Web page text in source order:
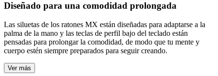
Diseñado para una comodidad prolongada
Las siluetas de los ratones MX están diseñadas para adaptarse a la
palma de la mano y las teclas de perfil bajo del teclado están
pensadas para prolongar la comodidad, de modo que tu mente y
cuerpo estén siempre preparados para seguir creando.
Ver más